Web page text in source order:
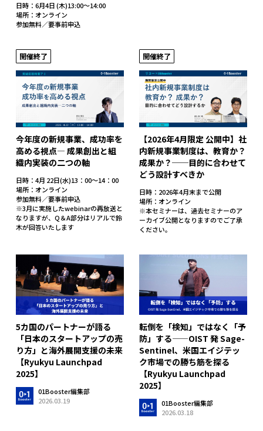
日時：6月4日 (木)13:00～14:00
場所：オンライン
参加無料／要事前申込
開催終了
今年度の新規事業、成功率を
高める視点― 成果創出と組
織内実装の二つの軸
日時：4月 22日(水)13：00～14：00
場所：オンライン
参加無料／要事前申込
※3月に実施したwebinarの再放送と
なりますが、Q＆A部分はリアルで鈴
木が回答いたします
開催終了
【2026年4月限定 公開中】社
内新規事業制度は、教育か？
成果か？──目的に合わせて
どう設計すべきか
日時：2026年4月末まで公開
場所：オンライン
※本セミナーは、過去セミナーのア
ーカイブ公開となりますのでご了承
ください。
5カ国のパートナーが語る
「日本のスタートアップの売
り方」と海外展開支援の未来
【Ryukyu Launchpad
2025】
01Booster編集部
2026.03.19
転倒を「検知」ではなく「予
防」する——OIST 発 Sage-
Sentinel、米国エイジテッ
ク市場での勝ち筋を探る
【Ryukyu Launchpad
2025】
01Booster編集部
2026.03.18